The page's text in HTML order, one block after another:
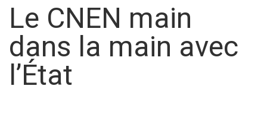
Le CNEN main
dans la main avec
l’État